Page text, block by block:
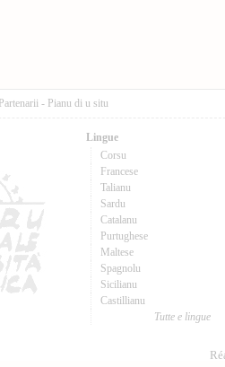
Partenarii - Pianu di u situ
Lingue
Corsu
Francese
Talianu
Sardu
Catalanu
Purtughese
Maltese
Spagnolu
Sicilianu
Castillianu
Tutte e lingue